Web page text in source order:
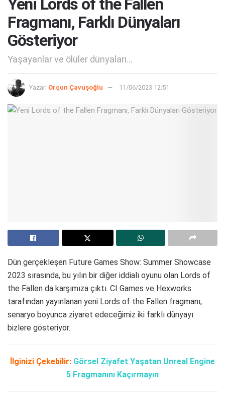
Yeni Lords of the Fallen
Fragmanı, Farklı Dünyaları
Gösteriyor
Yaşayanlar ve ölüler dünyaları...
Yazar: Orçun Çavuşoğlu 11/06/2023 12:51
Dün gerçekleşen Future Games Show: Summer Showcase
2023 sırasında, bu yılın bir diğer iddialı oyunu olan Lords of
the Fallen da karşımıza çıktı. CI Games ve Hexworks
tarafından yayınlanan yeni Lords of the Fallen fragmanı,
senaryo boyunca ziyaret edeceğimiz iki farklı dünyayı
bizlere gösteriyor.
İlginizi Çekebilir: Görsel Ziyafet Yaşatan Unreal Engine
5 Fragmanını Kaçırmayın